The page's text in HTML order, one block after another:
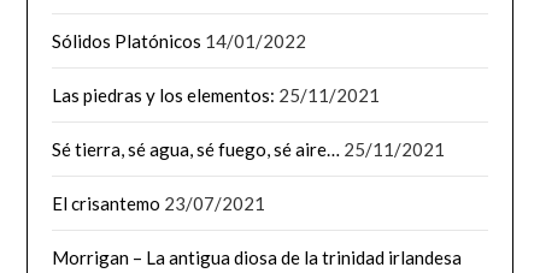
Sólidos Platónicos 14/01/2022
Las piedras y los elementos: 25/11/2021
Sé tierra, sé agua, sé fuego, sé aire… 25/11/2021
El crisantemo 23/07/2021
Morrigan – La antigua diosa de la trinidad irlandesa